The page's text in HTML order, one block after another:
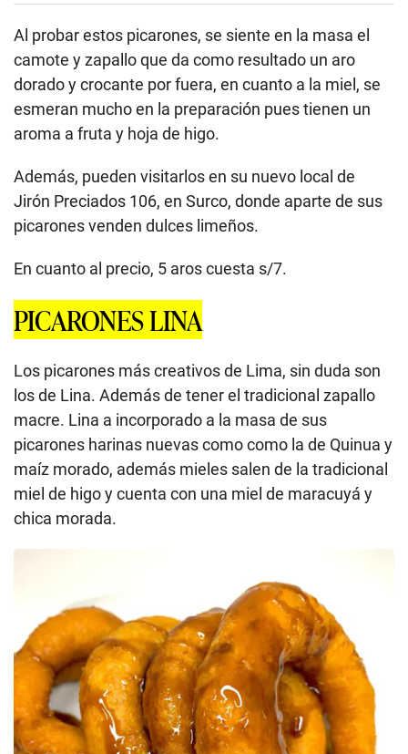
Al probar estos picarones, se siente en la masa el
camote y zapallo que da como resultado un aro
dorado y crocante por fuera, en cuanto a la miel, se
esmeran mucho en la preparación pues tienen un
aroma a fruta y hoja de higo.
Además, pueden visitarlos en su nuevo local de
Jirón Preciados 106, en Surco, donde aparte de sus
picarones venden dulces limeños.
En cuanto al precio, 5 aros cuesta s/7.
PICARONES LINA
Los picarones más creativos de Lima, sin duda son
los de Lina. Además de tener el tradicional zapallo
macre. Lina a incorporado a la masa de sus
picarones harinas nuevas como como la de Quinua y
maíz morado, además mieles salen de la tradicional
miel de higo y cuenta con una miel de maracuyá y
chica morada.